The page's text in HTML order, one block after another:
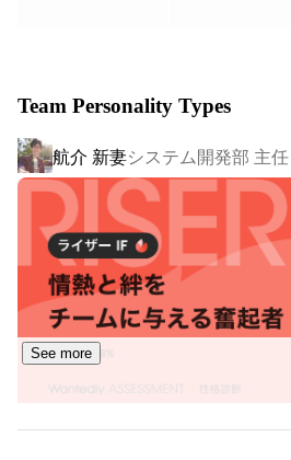
いした際に色々とお話しできれば
Team Personality Types
航介 新妻システム開発部 主任
See more